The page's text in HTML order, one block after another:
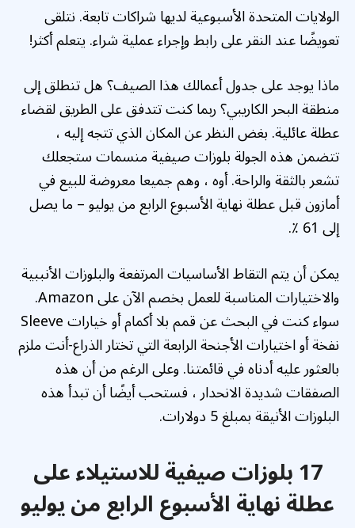
الولايات المتحدة الأسبوعية لديها شراكات تابعة. نتلقى
تعويضًا عند النقر على رابط وإجراء عملية شراء. يتعلم أكثر!
ماذا يوجد على جدول أعمالك هذا الصيف؟ هل تنطلق إلى
منطقة البحر الكاريبي؟ ربما كنت تتدفق على الطريق لقضاء
عطلة عائلية. بغض النظر عن المكان الذي تتجه إليه ،
تتضمن هذه الجولة بلوزات صيفية منسمات ستجعلك
تشعر بالثقة والراحة. أوه ، وهم جميعا معروضة للبيع في
أمازون قبل عطلة نهاية الأسبوع الرابع من يوليو – ما يصل
إلى 61 ٪.
يمكن أن يتم التقاط الأساسيات المرتفعة والبلوزات الأنببية
والاختيارات المناسبة للعمل بخصم الآن على Amazon.
سواء كنت في البحث عن قمم بلا أكمام أو خيارات Sleeve
نفخة أو اختيارات الأجنحة الرابعة التي تختار الذراع-أنت ملزم
بالعثور عليه أدناه في قائمتنا. وعلى الرغم من أن هذه
الصفقات شديدة الانحدار ، فستحب أيضًا أن تبدأ هذه
البلوزات الأنيقة بمبلغ 5 دولارات.
17 بلوزات صيفية للاستيلاء على
عطلة نهاية الأسبوع الرابع من يوليو